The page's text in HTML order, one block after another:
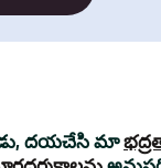
దయచేసి మా